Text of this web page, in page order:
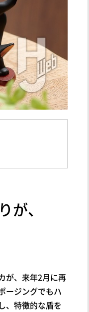
、
が、来年2月に再
ージングでもハ
、特徴的な盾を